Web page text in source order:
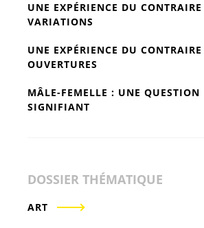
UNE EXPÉRIENCE DU
VARIATIONS
UNE EXPÉRIENCE DU
OUVERTURES
MÂLE-FEMELLE : UNE QUESTION
SIGNIFIANT
DOSSIER THÉMATIQUE
ART